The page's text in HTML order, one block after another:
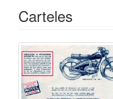
Carteles